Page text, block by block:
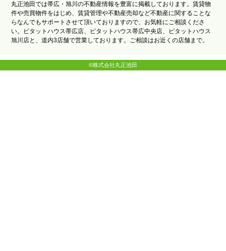
丸正池田では帯広・旭川の不動産情報を豊富に掲載しております。賃貸物
件や売買物件をはじめ、賃貸管理や不動産売却など不動産に関することな
らなんでもサポートさせて頂いておりますので、お気軽にご相談くださ
い。ピタットハウス帯広店、ピタットハウス帯広中央店、ピタットハウス
旭川店と、道内3店舗で営業しております。ご相談はお近くの店舗まで。
©株式会社丸正池田